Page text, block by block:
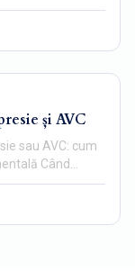
și AVC
sau AVC: cum
Când